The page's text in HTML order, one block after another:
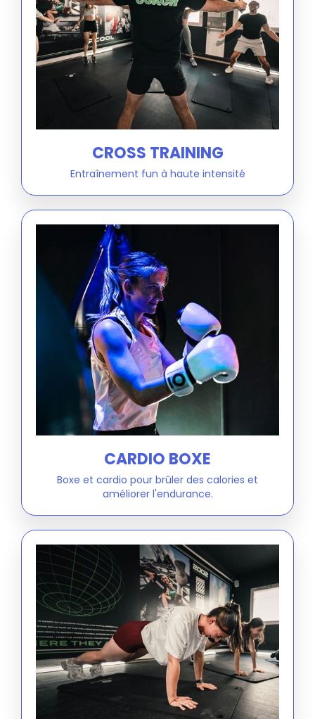
CROSS TRAINING
Entraînement fun à haute intensité
CARDIO BOXE
Boxe et cardio pour brûler des calories et
améliorer l'endurance.